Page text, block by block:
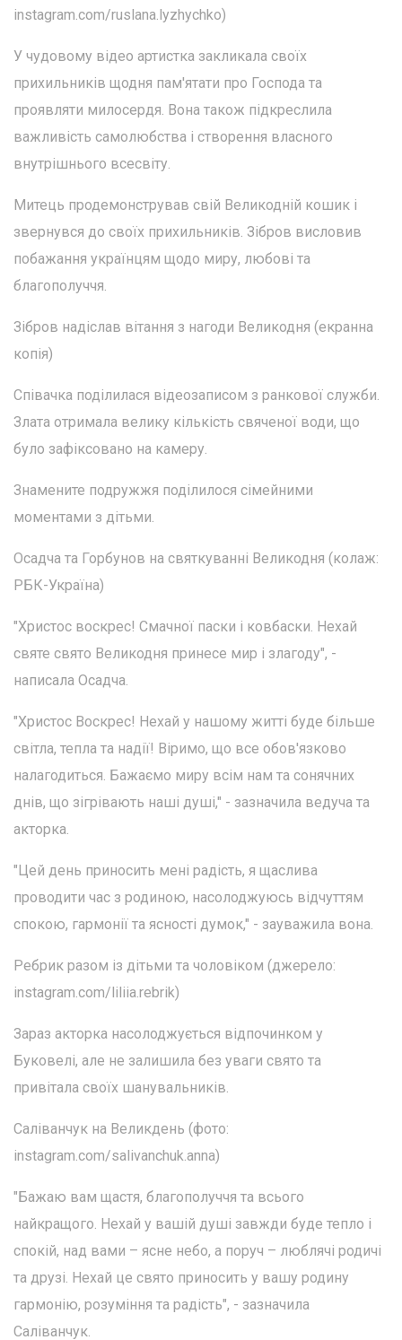
instagram.com/ruslana.lyzhychko)
У чудовому відео артистка закликала своїх
прихильників щодня пам'ятати про Господа та
проявляти милосердя. Вона також підкреслила
важливість самолюбства і створення власного
внутрішнього всесвіту.
Митець продемонстрував свій Великодній кошик і
звернувся до своїх прихильників. Зібров висловив
побажання українцям щодо миру, любові та
благополуччя.
Зібров надіслав вітання з нагоди Великодня (екранна
копія)
Співачка поділилася відеозаписом з ранкової служби.
Злата отримала велику кількість свяченої води, що
було зафіксовано на камеру.
Знамените подружжя поділилося сімейними
моментами з дітьми.
Осадча та Горбунов на святкуванні Великодня (колаж:
РБК-Україна)
"Христос воскрес! Смачної паски і ковбаски. Нехай
святе свято Великодня принесе мир і злагоду", -
написала Осадча.
"Христос Воскрес! Нехай у нашому житті буде більше
світла, тепла та надії! Віримо, що все обов'язково
налагодиться. Бажаємо миру всім нам та сонячних
днів, що зігрівають наші душі," - зазначила ведуча та
акторка.
"Цей день приносить мені радість, я щаслива
проводити час з родиною, насолоджуюсь відчуттям
спокою, гармонії та ясності думок," - зауважила вона.
Ребрик разом із дітьми та чоловіком (джерело:
instagram.com/liliia.rebrik)
Зараз акторка насолоджується відпочинком у
Буковелі, але не залишила без уваги свято та
привітала своїх шанувальників.
Саліванчук на Великдень (фото:
instagram.com/salivanchuk.anna)
"Бажаю вам щастя, благополуччя та всього
найкращого. Нехай у вашій душі завжди буде тепло і
спокій, над вами – ясне небо, а поруч – люблячі родичі
та друзі. Нехай це свято приносить у вашу родину
гармонію, розуміння та радість", - зазначила
Саліванчук.